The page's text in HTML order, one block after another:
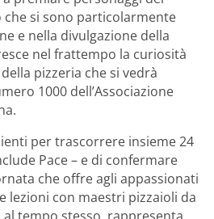
si sono particolarmente
e nella divulgazione della
nel frattempo la curiosità
pizzeria che si vedrà
1000 dell’Associazione
per trascorrere insieme 24
Pace – e di confermare
che offre agli appassionati
lezioni con maestri pizzaioli da